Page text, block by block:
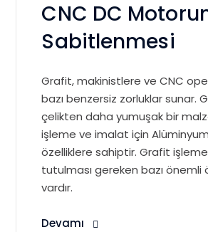
CNC DC
Sabitlenmesi
Grafit, makinistlere ve CNC
bazı benzersiz zorluklar sunar.
çelikten daha yumuşak bir
işleme ve imalat için Alüminyum
özelliklere sahiptir. Grafit işleme
tutulması gereken bazı önemli
vardır.
Devamı